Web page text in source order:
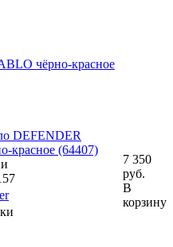
чёрно-красное
DEFENDER
красное (64407)
7 350
руб.
В
корзину